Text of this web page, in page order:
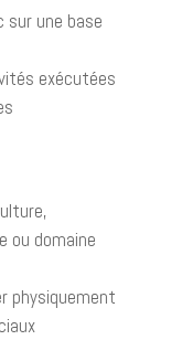
sur une base
exécutées
ou domaine
physiquement